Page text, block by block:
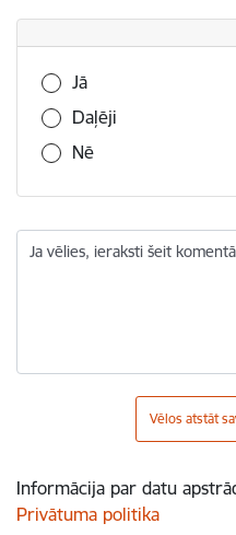
Vai šī informācija bija
Jā
Daļēji
Nē
Ja vēlies, ieraksti šeit
Vēlos atstāt
Informācija par datu
Privātuma politika